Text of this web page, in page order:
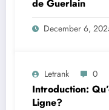
de Guerlain
December 6,
Letrank 0
Introduction:
Ligne?